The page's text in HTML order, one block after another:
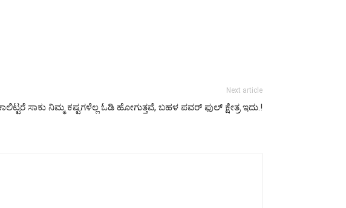
Next article
ಕಾಲಿಟ್ಟರೆ ಸಾಕು ನಿಮ್ಮ ಕಷ್ಟಗಳೆಲ್ಲ ಓಡಿ ಹೋಗುತ್ತವೆ, ಬಹಳ ಪವರ್ ಫುಲ್ ಕ್ಷೇತ್ರ ಇದು.!